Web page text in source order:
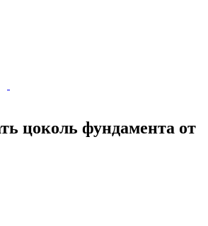
цоколь фундамента от